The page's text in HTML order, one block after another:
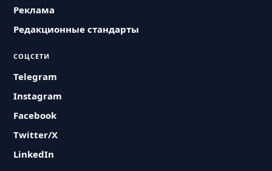
Реклама
Редакционные стандарты
СОЦСЕТИ
Telegram
Instagram
Facebook
Twitter/X
LinkedIn